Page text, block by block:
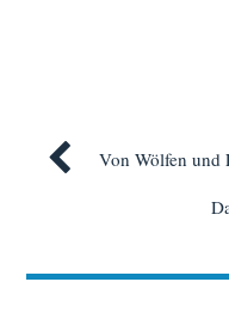
Von Wölfen und